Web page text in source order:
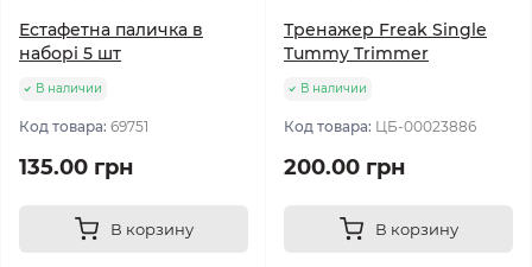
Естафетна паличка в
наборі 5 шт
В наличии
Код товара: 69751
135.00 грн
В корзину
Тренажер Freak Single
Tummy Trimmer
В наличии
Код товара: ЦБ-00023886
200.00 грн
В корзину